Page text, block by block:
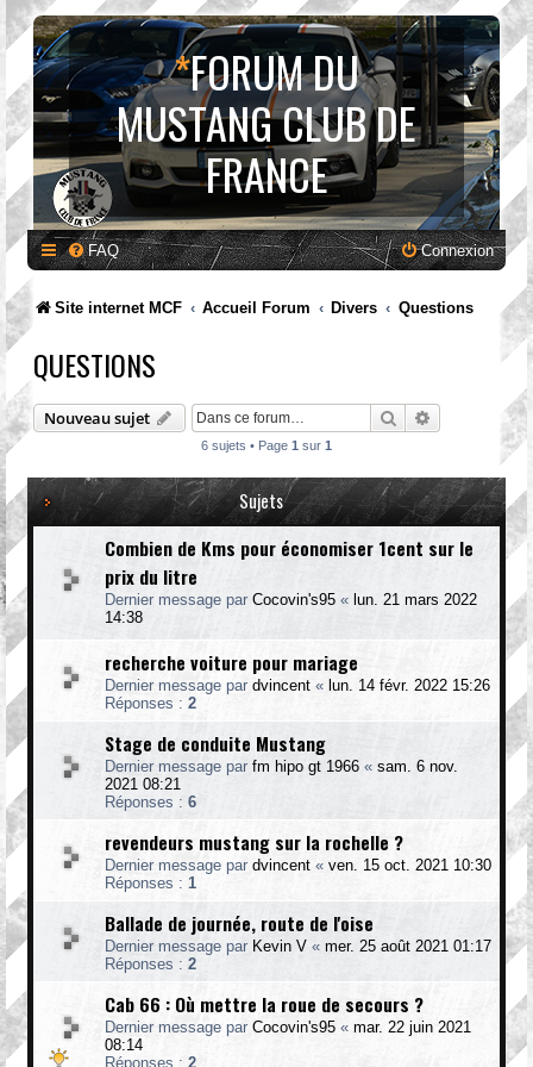
*FORUM DU
MUSTANG CLUB DE
FRANCE
FAQ Connexion
Site internet MCF Accueil Forum Divers Questions
QUESTIONS
Nouveau sujet RechercherRecherche
6 sujets • Page 1 sur 1
Sujets
Combien de Kms pour économiser 1cent sur le
prix du litre
Dernier message par Cocovin's95 « lun. 21 mars 2022
14:38
recherche voiture pour mariage
Dernier message par dvincent « lun. 14 févr. 2022 15:26
Réponses : 2
Stage de conduite Mustang
Dernier message par fm hipo gt 1966 « sam. 6 nov.
2021 08:21
Réponses : 6
revendeurs mustang sur la rochelle ?
Dernier message par dvincent « ven. 15 oct. 2021 10:30
Réponses : 1
Ballade de journée, route de l'oise
Dernier message par Kevin V « mer. 25 août 2021 01:17
Réponses : 2
Cab 66 : Où mettre la roue de secours ?
Dernier message par Cocovin's95 « mar. 22 juin 2021
08:14
Réponses : 2